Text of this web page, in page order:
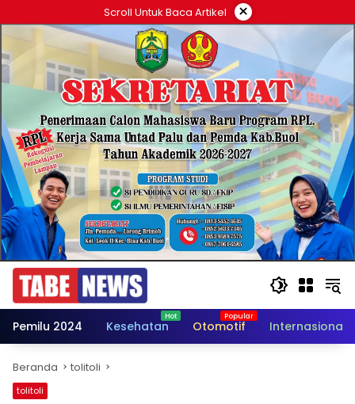
ke
konten
Scroll Untuk Baca Artikel ×
Pemilu 2024 Kesehatan Otomotif Internasional
Beranda tolitoli
tolitoli